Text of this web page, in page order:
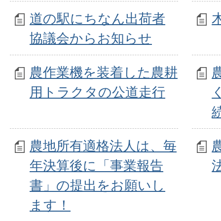
道の駅にちなん出荷者
協議会からお知らせ
農作業機を装着した農耕
用トラクタの公道走行
農地所有適格法人は、毎
年決算後に「事業報告
書」の提出をお願いし
ます！